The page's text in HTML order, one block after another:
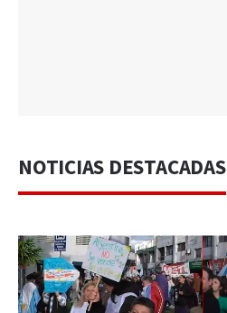
NOTICIAS DESTACADAS